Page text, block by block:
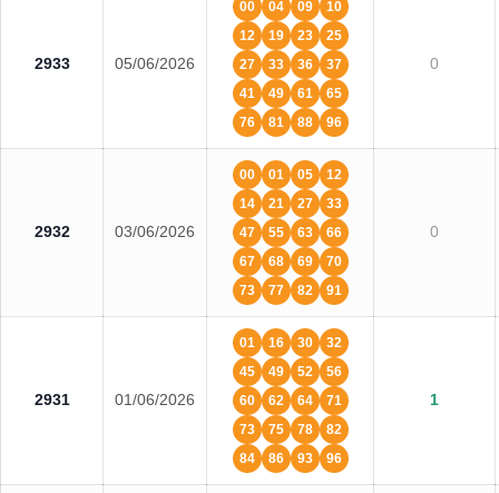
2933 05/06/2026
00 04 09
10
12
19 23
25
27
33 36
37
41
49 61
65
76
81 88 96
0
2932 03/06/2026
00 01 05
12
14
21 27
33
47
55 63
66
67
68 69
70
73
77 82 91
0
2931 01/06/2026
01 16 30
32
45
49 52
56
60
62 64
71
73
75 78
82
84
86 93 96
1